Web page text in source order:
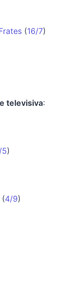
(16/7)
televisiva:
5)
(4/9)